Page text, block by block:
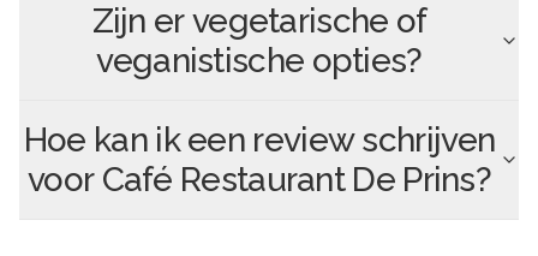
Zijn er vegetarische of
veganistische opties?
Hoe kan ik een review schrijven
voor Café Restaurant De Prins?